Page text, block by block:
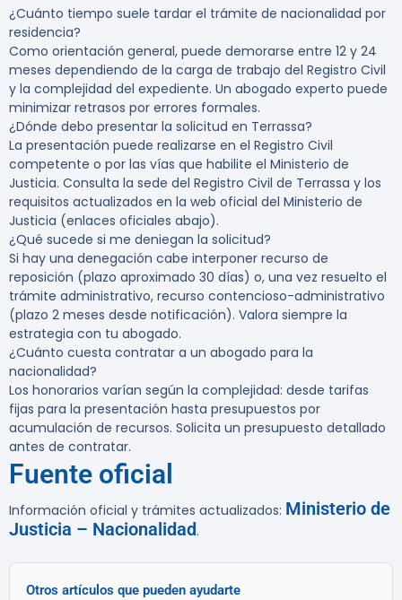
¿Cuánto tiempo suele tardar el trámite de nacionalidad por
residencia?
Como orientación general, puede demorarse entre 12 y 24
meses dependiendo de la carga de trabajo del Registro Civil
y la complejidad del expediente. Un abogado experto puede
minimizar retrasos por errores formales.
¿Dónde debo presentar la solicitud en Terrassa?
La presentación puede realizarse en el Registro Civil
competente o por las vías que habilite el Ministerio de
Justicia. Consulta la sede del Registro Civil de Terrassa y los
requisitos actualizados en la web oficial del Ministerio de
Justicia (enlaces oficiales abajo).
¿Qué sucede si me deniegan la solicitud?
Si hay una denegación cabe interponer recurso de
reposición (plazo aproximado 30 días) o, una vez resuelto el
trámite administrativo, recurso contencioso-administrativo
(plazo 2 meses desde notificación). Valora siempre la
estrategia con tu abogado.
¿Cuánto cuesta contratar a un abogado para la
nacionalidad?
Los honorarios varían según la complejidad: desde tarifas
fijas para la presentación hasta presupuestos por
acumulación de recursos. Solicita un presupuesto detallado
antes de contratar.
Fuente oficial
Información oficial y trámites actualizados: Ministerio de
Justicia – Nacionalidad.
Otros artículos que pueden ayudarte